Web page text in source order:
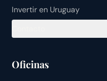
Invertir en Uruguay
Oficinas